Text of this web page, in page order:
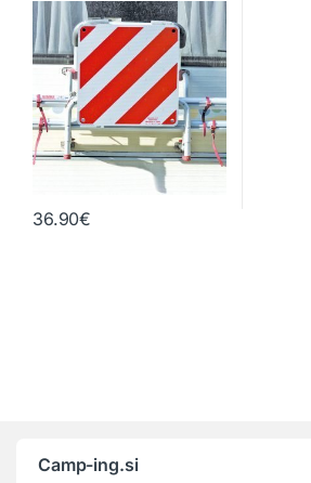
36.90€
Camp-ing.si